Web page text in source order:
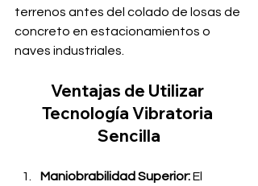
terrenos antes del colado de losas de
concreto en estacionamientos o
naves industriales.
Ventajas de Utilizar
Tecnología Vibratoria
Sencilla
Maniobrabilidad Superior: El